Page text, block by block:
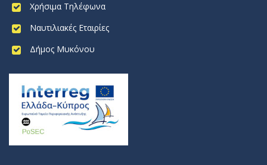
Χρήσιμα Τηλέφωνα
Ναυτιλιακές Εταιρίες
Δήμος Μυκόνου